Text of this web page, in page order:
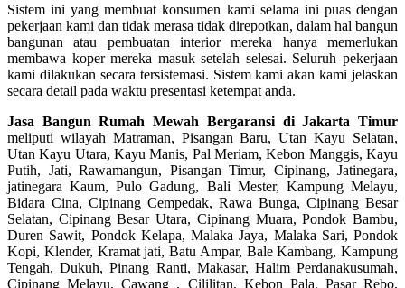
Sistem ini yang membuat konsumen kami selama ini puas dengan
pekerjaan kami dan tidak merasa tidak direpotkan, dalam hal bangun
bangunan atau pembuatan interior mereka hanya memerlukan
membawa koper mereka masuk setelah selesai. Seluruh pekerjaan
kami dilakukan secara tersistemasi. Sistem kami akan kami jelaskan
secara detail pada waktu presentasi ketempat anda.
Jasa Bangun Rumah Mewah Bergaransi di Jakarta Timur
meliputi wilayah Matraman, Pisangan Baru, Utan Kayu Selatan,
Utan Kayu Utara, Kayu Manis, Pal Meriam, Kebon Manggis, Kayu
Putih, Jati, Rawamangun, Pisangan Timur, Cipinang, Jatinegara,
jatinegara Kaum, Pulo Gadung, Bali Mester, Kampung Melayu,
Bidara Cina, Cipinang Cempedak, Rawa Bunga, Cipinang Besar
Selatan, Cipinang Besar Utara, Cipinang Muara, Pondok Bambu,
Duren Sawit, Pondok Kelapa, Malaka Jaya, Malaka Sari, Pondok
Kopi, Klender, Kramat jati, Batu Ampar, Bale Kambang, Kampung
Tengah, Dukuh, Pinang Ranti, Makasar, Halim Perdanakusumah,
Cipinang Melayu, Cawang , Cililitan, Kebon Pala, Pasar Rebo,